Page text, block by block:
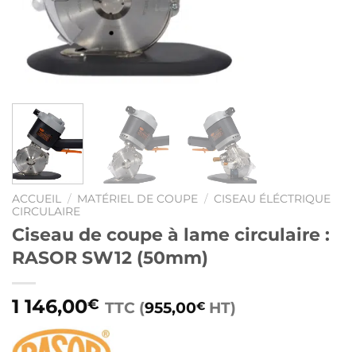
ACCUEIL / MATÉRIEL DE COUPE / CISEAU ÉLÉCTRIQUE
CIRCULAIRE
Ciseau de coupe à lame circulaire :
RASOR SW12 (50mm)
1 146,00€ TTC (955,00€ HT)